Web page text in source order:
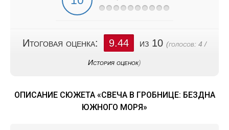
Итоговая оценка: 9.44 из 10 (голосов: 4 /
История оценок)
ОПИСАНИЕ СЮЖЕТА «СВЕЧА В ГРОБНИЦЕ: БЕЗДНА
ЮЖНОГО МОРЯ»